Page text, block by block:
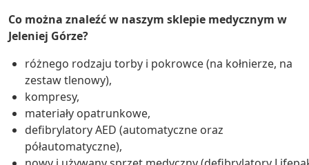
Co można znaleźć w naszym sklepie medycznym w
Jeleniej Górze?
różnego rodzaju torby i pokrowce (na kołnierze, na
zestaw tlenowy),
kompresy,
materiały opatrunkowe,
defibrylatory AED (automatyczne oraz
półautomatyczne),